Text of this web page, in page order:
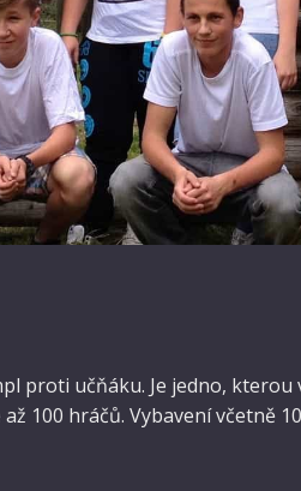
učňáku. Je jedno,
100 hráčů. Vybavení včetně